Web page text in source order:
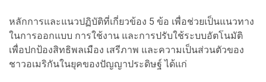
หลักการและแนวปฏิบัติที่เกี่ยวข้อง 5 ข้อ เพื่อช่วยเป็นแนวทาง
ในการออกแบบ การใช้งาน และการปรับใช้ระบบอัตโนมัติ
เพื่อปกป้องสิทธิพลเมือง เสรีภาพ และความเป็นส่วนตัวของ
ชาวอเมริกันในยุคของปัญญาประดิษฐ์ ได้แก่